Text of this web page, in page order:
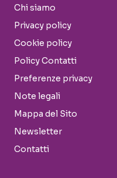
Chi siamo
Privacy policy
Cookie policy
Policy Contatti
Preferenze privacy
Note legali
Mappa del Sito
Newsletter
Contatti